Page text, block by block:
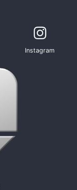
Instagram